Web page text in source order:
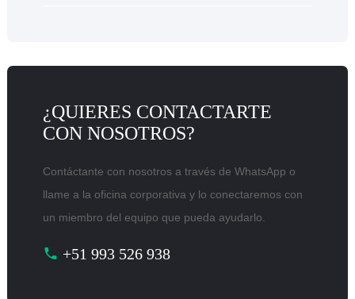
¿QUIERES CONTACTARTE
CON NOSOTROS?
Contáctante con nosotros a través de WhatsApp o
llame a la oficina corporativa y lo conectaremos con
un miembro del equipo que pueda ayudarlo.
+51 993 526 938